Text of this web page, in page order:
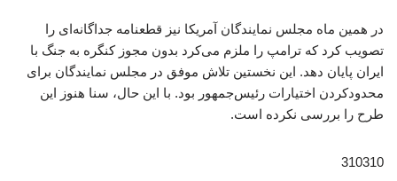
در همین ماه مجلس نمایندگان آمریکا نیز قطعنامه جداگانه‌ای را
تصویب کرد که ترامپ را ملزم می‌کرد بدون مجوز کنگره به جنگ با
ایران پایان دهد. این نخستین تلاش موفق در مجلس نمایندگان برای
محدودکردن اختیارات رئیس‌جمهور بود. با این حال، سنا هنوز این
طرح را بررسی نکرده است.
310310